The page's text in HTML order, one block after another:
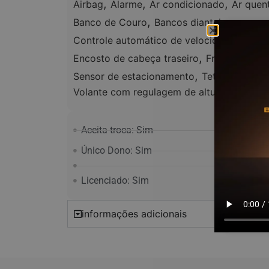
Airbag, Alarme, Ar condicionado, Ar
Banco de Couro, Bancos dianteiros com
Controle automático de velocidade
Encosto de cabeça traseiro, Freio ABS
Sensor de estacionamento, Teto solar
Volante com regulagem de altura
Aceita troca: Sim
Único Dono: Sim
Licenciado: Sim
informações adicionais